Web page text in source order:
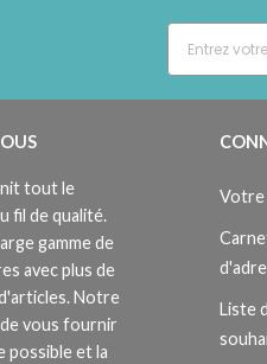
tout le
fil de qualité.
gamme de
avec plus de
Notre
vous fournir
possible et la
Votre
Liste